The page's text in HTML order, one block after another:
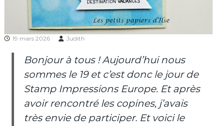
19 mars 2026 Judith
Bonjour à tous ! Aujourd’hui nous
sommes le 19 et c’est donc le jour de
Stamp Impressions Europe. Et après
avoir rencontré les copines, j’avais
très envie de participer. Et voici le